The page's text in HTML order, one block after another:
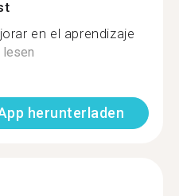
en el aprendizaje
lesen
herunterladen